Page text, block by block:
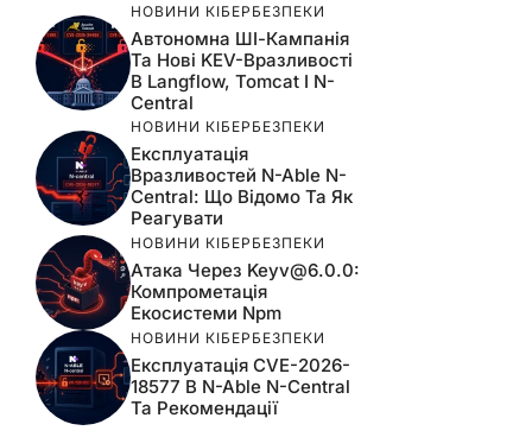
НОВИНИ КІБЕРБЕЗПЕКИ
Автономна ШІ-Кампанія
Та Нові KEV-Вразливості
В Langflow, Tomcat І N-
Central
НОВИНИ КІБЕРБЕЗПЕКИ
Експлуатація
Вразливостей N-Able N-
Central: Що Відомо Та Як
Реагувати
НОВИНИ КІБЕРБЕЗПЕКИ
Атака Через Keyv@6.0.0:
Компрометація
Екосистеми Npm
НОВИНИ КІБЕРБЕЗПЕКИ
Експлуатація CVE-2026-
18577 В N-Able N-Central
Та Рекомендації